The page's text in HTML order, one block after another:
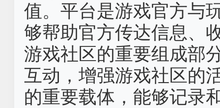
值。平台是游戏官方与
够帮助官方传达信息、
游戏社区的重要组成部
互动，增强游戏社区的
的重要载体，能够记录